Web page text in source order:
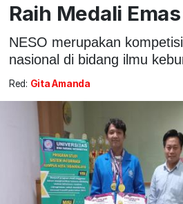
Raih Medali
NESO merupakan
nasional di bidang ilmu
Red: Gita Amanda